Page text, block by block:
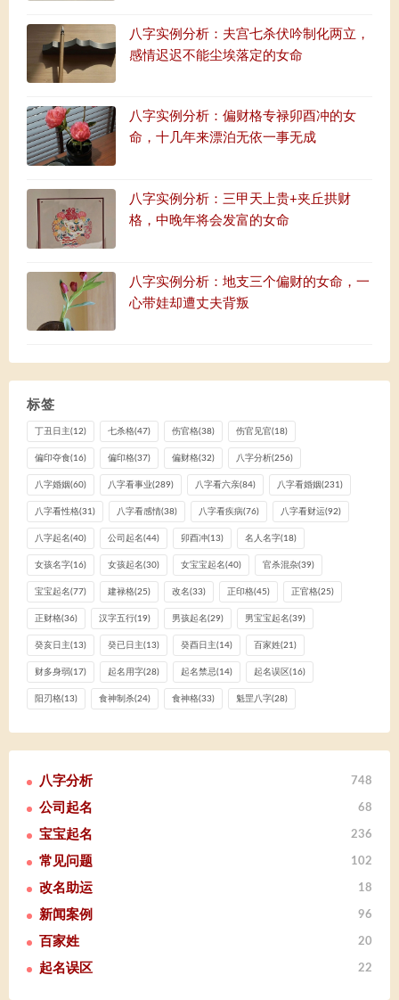
八字实例分析：夫宫七杀伏吟制化两立，
感情迟迟不能尘埃落定的女命
八字实例分析：偏财格专禄卯酉冲的女
命，十几年来漂泊无依一事无成
八字实例分析：三甲天上贵+夹丘拱财
格，中晚年将会发富的女命
八字实例分析：地支三个偏财的女命，一
心带娃却遭丈夫背叛
标签
丁丑日主(12) 七杀格(47) 伤官格(38) 伤官见官(18)
偏印夺食(16) 偏印格(37) 偏财格(32) 八字分析(256)
八字婚姻(60) 八字看事业(289) 八字看六亲(84) 八字看婚姻(231)
八字看性格(31) 八字看感情(38) 八字看疾病(76) 八字看财运(92)
八字起名(40) 公司起名(44) 卯酉冲(13) 名人名字(18)
女孩名字(16) 女孩起名(30) 女宝宝起名(40) 官杀混杂(39)
宝宝起名(77) 建禄格(25) 改名(33) 正印格(45) 正官格(25)
正财格(36) 汉字五行(19) 男孩起名(29) 男宝宝起名(39)
癸亥日主(13) 癸已日主(13) 癸酉日主(14) 百家姓(21)
财多身弱(17) 起名用字(28) 起名禁忌(14) 起名误区(16)
阳刃格(13) 食神制杀(24) 食神格(33) 魁罡八字(28)
八字分析 748
公司起名 68
宝宝起名 236
常见问题 102
改名助运 18
新闻案例 96
百家姓 20
起名误区 22